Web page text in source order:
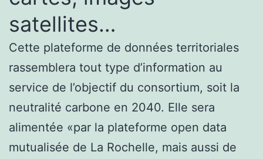
satellites…
Cette plateforme de données territoriales
rassemblera tout type d’information au
service de l’objectif du consortium, soit la
neutralité carbone en 2040. Elle sera
alimentée «par la plateforme open data
mutualisée de La Rochelle, mais aussi de